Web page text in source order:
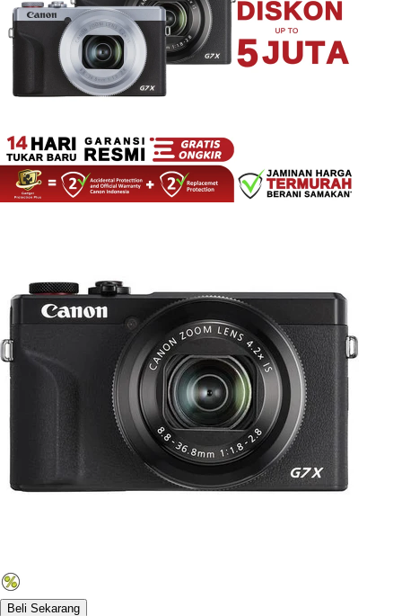
Beli Sekarang